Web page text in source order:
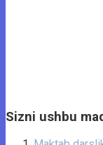
Sizni ushbu